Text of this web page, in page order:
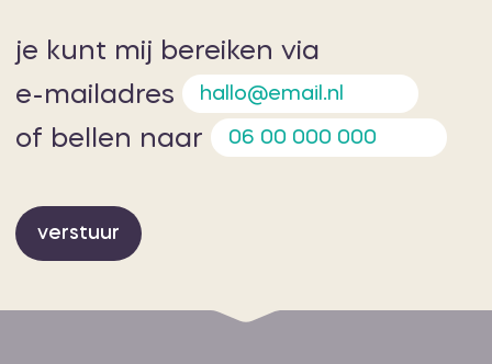
015 - 2 577 477
info@crystalict.nl
routebeschrijving
je kunt mij bereiken via
e-mailadres
of bellen naar
verstuur